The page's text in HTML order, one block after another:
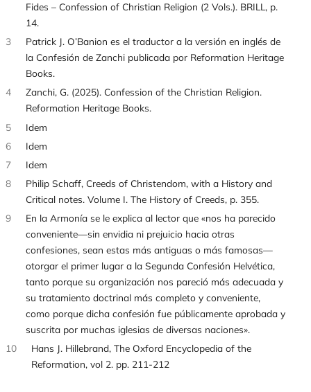
Fides – Confession of Christian Religion (2 Vols.). BRILL, p.
14.
3
Patrick J. O’Banion es el traductor a la versión en inglés de
la Confesión de Zanchi publicada por Reformation Heritage
Books.
4
Zanchi, G. (2025). Confession of the Christian Religion.
Reformation Heritage Books.
5
Idem
6
Idem
7
Idem
8
Philip Schaff, Creeds of Christendom, with a History and
Critical notes. Volume I. The History of Creeds, p. 355.
9
En la Armonía se le explica al lector que «nos ha parecido
conveniente—sin envidia ni prejuicio hacia otras
confesiones, sean estas más antiguas o más famosas—
otorgar el primer lugar a la Segunda Confesión Helvética,
tanto porque su organización nos pareció más adecuada y
su tratamiento doctrinal más completo y conveniente,
como porque dicha confesión fue públicamente aprobada y
suscrita por muchas iglesias de diversas naciones».
10
Hans J. Hillebrand, The Oxford Encyclopedia of the
Reformation, vol 2. pp. 211-212